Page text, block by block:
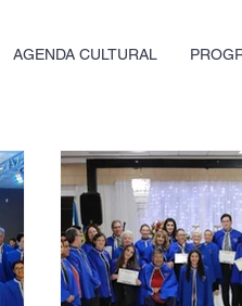
AGENDA CULTURAL